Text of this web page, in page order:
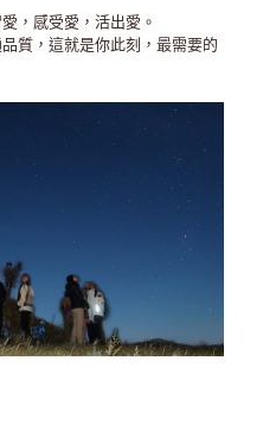
，感受愛，活出愛。
質，這就是你此刻，最需要的